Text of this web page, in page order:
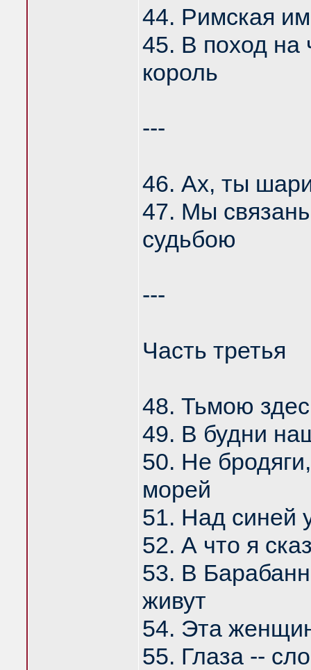
44. Римская
45. В поход на
король
---
46. Ах, ты
47. Мы
судьбою
---
Часть третья
48. Тьмою
49. В будни
50. Не
морей
51. Над синей
52. А что я
53. В
живут
54. Эта
55. Глаза --